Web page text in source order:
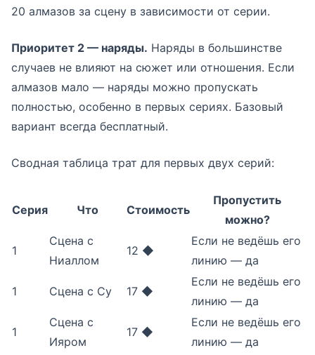
20 алмазов за сцену в зависимости от серии.
Приоритет 2 — наряды. Наряды в большинстве
случаев не влияют на сюжет или отношения. Если
алмазов мало — наряды можно пропускать
полностью, особенно в первых сериях. Базовый
вариант всегда бесплатный.
Сводная таблица трат для первых двух серий:
Серия Что Стоимость
Пропустить
можно?
1
Сцена с
Ниаллом
12 ◆
Если не ведёшь его
линию — да
1 Сцена с Су 17 ◆
Если не ведёшь его
линию — да
1
Сцена с
Ияром
17 ◆
Если не ведёшь его
линию — да